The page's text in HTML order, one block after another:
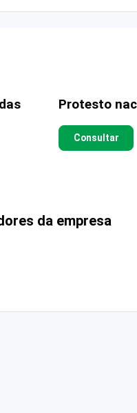
Protesto
Consultar
da empresa